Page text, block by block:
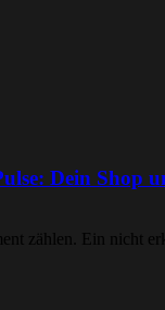
Dein Shop
zählen. Ein nicht